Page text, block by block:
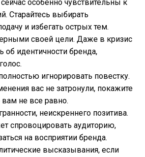
особенно чувствительны к
Старайтесь выбирать
и избегать острых тем.
своей цели. Даже в кризис
об идентичности бренда,
игнорировать повестку.
вас не затронули, покажите
вам не все равно.
неискреннего позитива.
спровоцировать аудиторию,
на восприятии бренда.
высказывания, если